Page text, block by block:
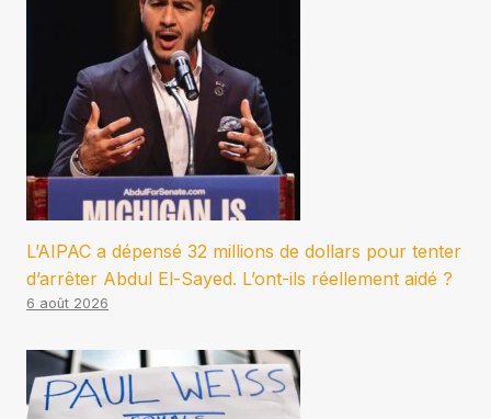
L’AIPAC a dépensé 32 millions de dollars pour tenter
d’arrêter Abdul El-Sayed. L’ont-ils réellement aidé ?
6 août 2026